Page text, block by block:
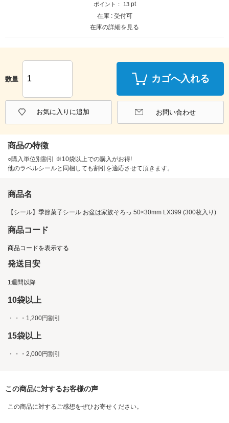
ポイント： 13 pt
在庫 : 受付可
在庫の詳細を見る
数量 カゴへ入れる
お気に入りに追加 お問い合わせ
商品の特徴
○購入単位別割引 ※10袋以上での購入がお得!
他のラベルシールと同梱しても割引を適応させて頂きます。
商品名
【シール】季節菓子シール お盆は家族そろっ 50×30mm LX399 (300枚入り)
商品コード
商品コードを表示する
発送目安
1週間以降
10袋以上
・・・1,200円割引
15袋以上
・・・2,000円割引
この商品に対するお客様の声
この商品に対するご感想をぜひお寄せください。